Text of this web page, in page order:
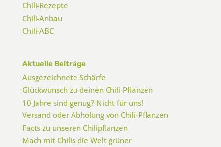
Chili-Rezepte
Chili-Anbau
Chili-ABC
Aktuelle Beiträge
Ausgezeichnete Schärfe
Glückwunsch zu deinen Chili-Pflanzen
10 Jahre sind genug? Nicht für uns!
Versand oder Abholung von Chili-Pflanzen
Facts zu unseren Chilipflanzen
Mach mit Chilis die Welt grüner